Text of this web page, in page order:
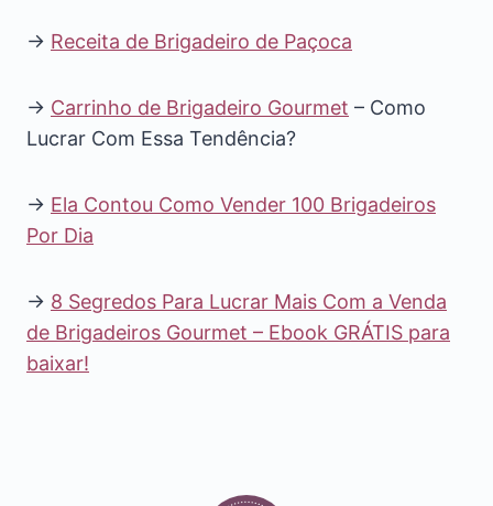
→ Receita de Brigadeiro de Paçoca
→ Carrinho de Brigadeiro Gourmet – Como
Lucrar Com Essa Tendência?
→ Ela Contou Como Vender 100 Brigadeiros
Por Dia
→ 8 Segredos Para Lucrar Mais Com a Venda
de Brigadeiros Gourmet – Ebook GRÁTIS para
baixar!